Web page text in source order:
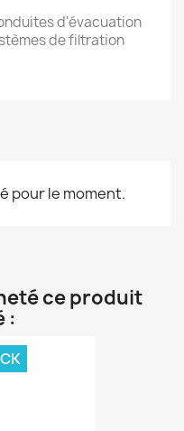
d'évacuation
de filtration
pour le moment.
ce produit
: